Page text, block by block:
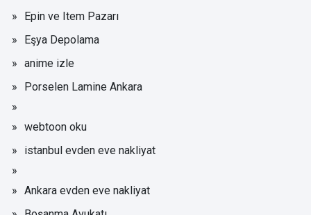
Epin ve Item Pazarı
Eşya Depolama
anime izle
Porselen Lamine Ankara
webtoon oku
istanbul evden eve nakliyat
Ankara evden eve nakliyat